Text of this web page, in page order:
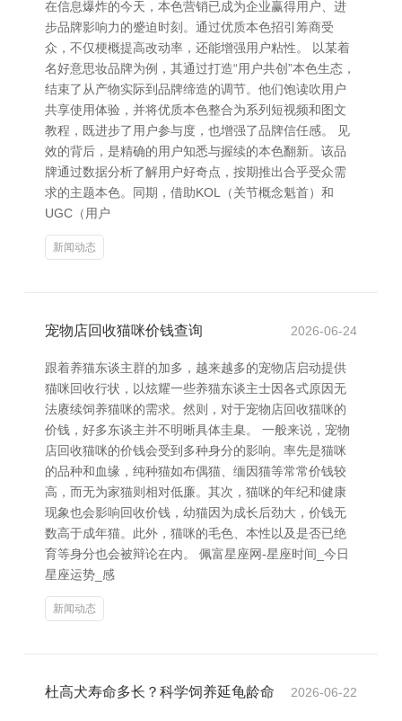
在信息爆炸的今天，本色营销已成为企业赢得用户、进
步品牌影响力的蹙迫时刻。通过优质本色招引筹商受
众，不仅梗概提高改动率，还能增强用户粘性。 以某着
名好意思妆品牌为例，其通过打造“用户共创”本色生态，
结束了从产物实际到品牌缔造的调节。他们饱读吹用户
共享使用体验，并将优质本色整合为系列短视频和图文
教程，既进步了用户参与度，也增强了品牌信任感。 见
效的背后，是精确的用户知悉与握续的本色翻新。该品
牌通过数据分析了解用户好奇点，按期推出合乎受众需
求的主题本色。同期，借助KOL（关节概念魁首）和
UGC（用户
新闻动态
宠物店回收猫咪价钱查询 2026-06-24
跟着养猫东谈主群的加多，越来越多的宠物店启动提供
猫咪回收行状，以炫耀一些养猫东谈主士因各式原因无
法赓续饲养猫咪的需求。然则，对于宠物店回收猫咪的
价钱，好多东谈主并不明晰具体圭臬。 一般来说，宠物
店回收猫咪的价钱会受到多种身分的影响。率先是猫咪
的品种和血缘，纯种猫如布偶猫、缅因猫等常常价钱较
高，而无为家猫则相对低廉。其次，猫咪的年纪和健康
现象也会影响回收价钱，幼猫因为成长后劲大，价钱无
数高于成年猫。此外，猫咪的毛色、本性以及是否已绝
育等身分也会被辩论在内。 佩富星座网-星座时间_今日
星座运势_感
新闻动态
杜高犬寿命多长？科学饲养延龟龄命 2026-06-22